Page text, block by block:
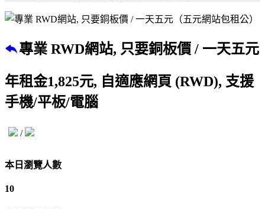
專業 RWD網站, 只要銅板價 / 一天五元
年租金1,825元, 自適應網頁 (RWD), 支援
手機/平板/電腦
/
本日瀏覽人數
10